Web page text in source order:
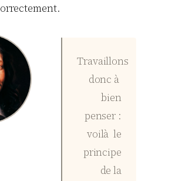
Travaillons
donc à
bien
penser :
voilà le
principe
de la